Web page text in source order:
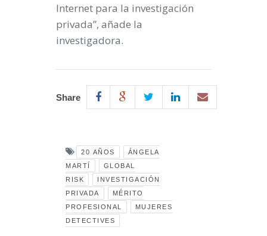
Internet para la investigación
privada”, añade la
investigadora.
Share
20 AÑOS
ÁNGELA
MARTÍ
GLOBAL
RISK
INVESTIGACIÓN
PRIVADA
MÉRITO
PROFESIONAL
MUJERES
DETECTIVES